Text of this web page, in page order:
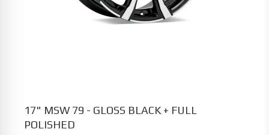
17" MSW 79 - GLOSS BLACK + FULL
POLISHED